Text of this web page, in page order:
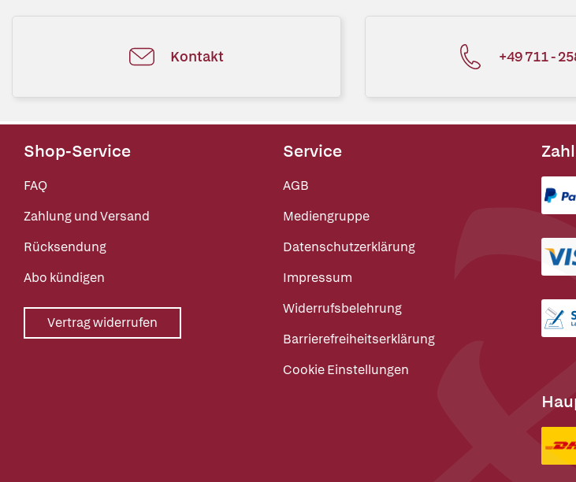
Kontakt +49 711 -
Shop-Service
FAQ
Zahlung und Versand
Rücksendung
Abo kündigen
Vertrag widerrufen
Service
AGB
Mediengruppe
Datenschutzerklärung
Impressum
Widerrufsbelehrung
Barrierefreiheitserklärung
Cookie Einstellungen